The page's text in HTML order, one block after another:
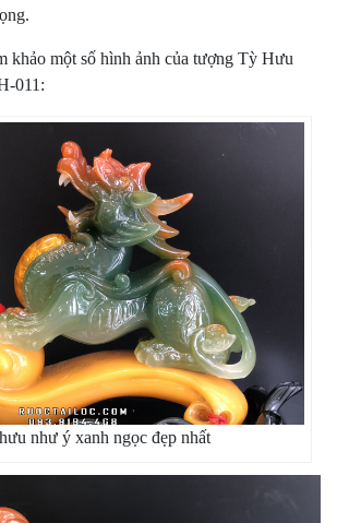
khảo một số hình ảnh của tượng Tỳ Hưu
011:
như ý xanh ngọc đẹp nhất